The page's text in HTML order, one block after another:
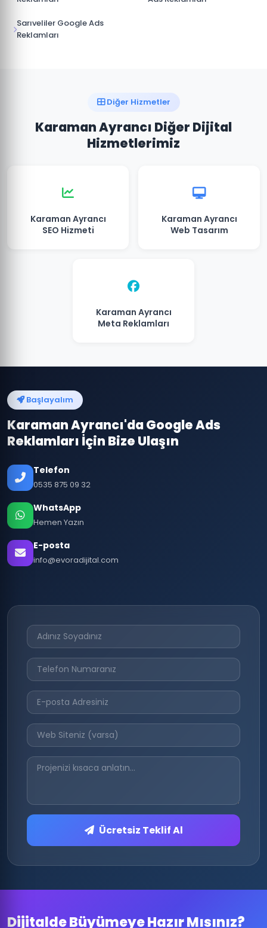
Sarıveliler Google Ads
Reklamları
Diğer Hizmetler
Karaman Ayrancı Diğer Dijital
Hizmetlerimiz
Karaman Ayrancı
SEO Hizmeti
Karaman Ayrancı
Web Tasarım
Karaman Ayrancı
Meta Reklamları
Başlayalım
Karaman Ayrancı'da Google Ads
Reklamları İçin Bize Ulaşın
Telefon
0535 875 09 32
WhatsApp
Hemen Yazın
E-posta
info@evoradijital.com
Ücretsiz Teklif Al
Dijitalde Büyümeye Hazır Mısınız?